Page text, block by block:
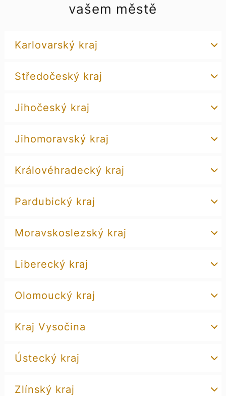
vašem městě
Karlovarský kraj
Středočeský kraj
Jihočeský kraj
Jihomoravský kraj
Královéhradecký kraj
Pardubický kraj
Moravskoslezský kraj
Liberecký kraj
Olomoucký kraj
Kraj Vysočina
Ústecký kraj
Zlínský kraj